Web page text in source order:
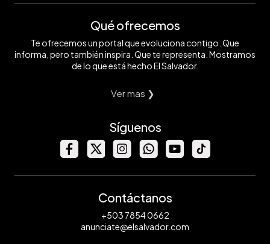
Qué ofrecemos
Te ofrecemos un portal que evoluciona contigo. Que
informa, pero también inspira. Que te representa. Mostramos
de lo que está hecho El Salvador.
Ver mas ❯
Síguenos
Contáctanos
+503 7854 0662
anunciate@elsalvador.com